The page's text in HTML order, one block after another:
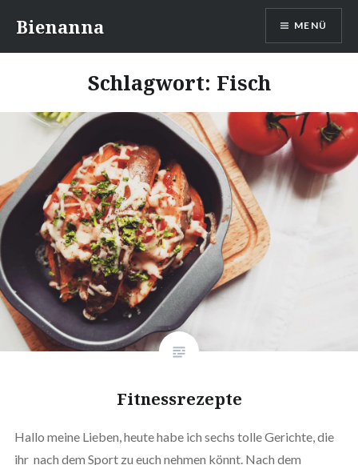
zum
Inhalt
Bienanna MENÜ
Schlagwort: Fisch
Fitnessrezepte
Hallo meine Lieben, heute habe ich sechs tolle Gerichte, die
ihr nach dem Sport zu euch nehmen könnt. Nach dem